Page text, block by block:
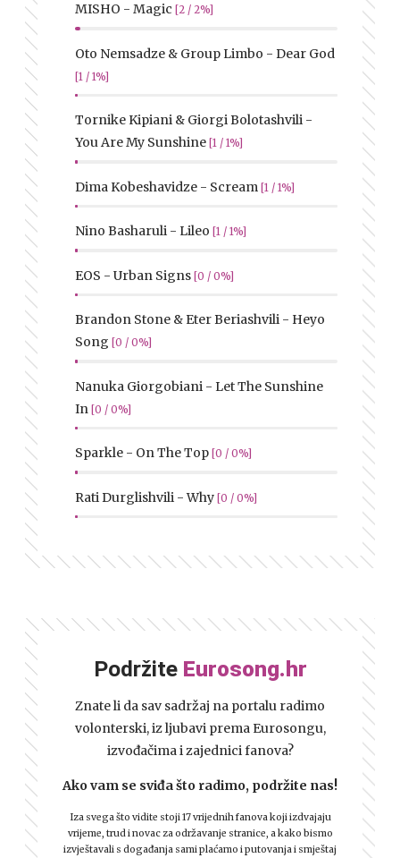
MISHO - Magic [2 / 2%]
Oto Nemsadze & Group Limbo - Dear God
[1 / 1%]
Tornike Kipiani & Giorgi Bolotashvili -
You Are My Sunshine [1 / 1%]
Dima Kobeshavidze - Scream [1 / 1%]
Nino Basharuli - Lileo [1 / 1%]
EOS - Urban Signs [0 / 0%]
Brandon Stone & Eter Beriashvili - Heyo
Song [0 / 0%]
Nanuka Giorgobiani - Let The Sunshine
In [0 / 0%]
Sparkle - On The Top [0 / 0%]
Rati Durglishvili - Why [0 / 0%]
Podržite Eurosong.hr
Znate li da sav sadržaj na portalu radimo
volonterski, iz ljubavi prema Eurosongu,
izvođačima i zajednici fanova?
Ako vam se sviđa što radimo, podržite nas!
Iza svega što vidite stoji 17 vrijednih fanova koji izdvajaju
vrijeme, trud i novac za održavanje stranice, a kako bismo
izvještavali s događanja sami plaćamo i putovanja i smještaj